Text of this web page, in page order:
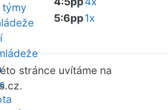
týmy
5:6pp1x
stránce uvítáme na